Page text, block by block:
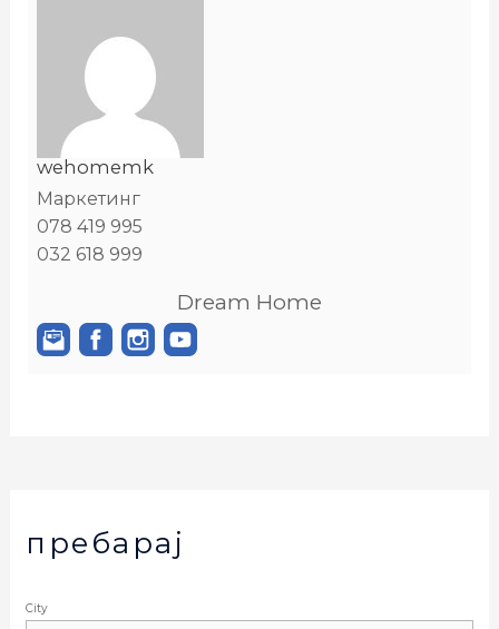
wehomemk
Маркетинг
078 419 995
032 618 999
Dream Home
пребарај
City